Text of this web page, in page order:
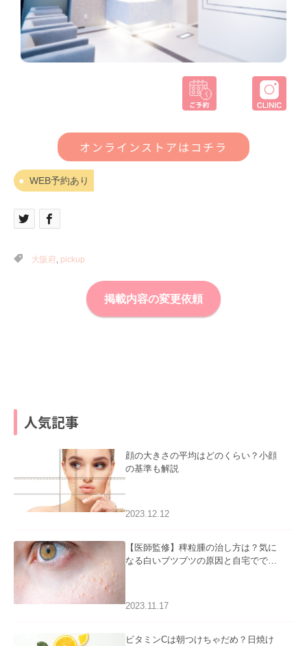
オンラインストアはコチラ
WEB予約あり
大阪府, pickup
掲載内容の変更依頼
人気記事
顔の大きさの平均はどのくらい？小顔
の基準も解説
2023.12.12
【医師監修】稗粒腫の治し方は？気に
なる白いブツブツの原因と自宅ででき
2023.11.17
ビタミンCは朝つけちゃだめ？日焼け